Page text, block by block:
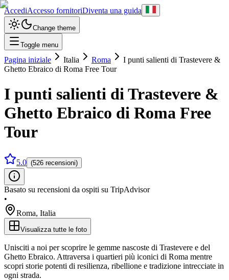
AccediAccesso fornitoriDiventa una guida
Change theme
Toggle menu
Pagina iniziale Italia Roma
I punti salienti di Trastevere &
Ghetto Ebraico di Roma Free Tour
I punti salienti di Trastevere &
Ghetto Ebraico di Roma Free
Tour
5.0 (526 recensioni)
Basato su recensioni da ospiti su TripAdvisor
•
Roma, Italia
Visualizza tutte le foto
Unisciti a noi per scoprire le gemme nascoste di Trastevere e del
Ghetto Ebraico. Attraversa i quartieri più iconici di Roma mentre
scopri storie potenti di resilienza, ribellione e tradizione intrecciate in
ogni strada.